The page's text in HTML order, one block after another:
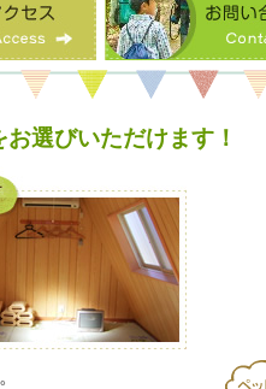
選びいただけます！